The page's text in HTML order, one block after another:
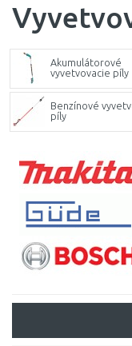
Akumulátorové
vyvetvovacie píly
Benzínové
píly